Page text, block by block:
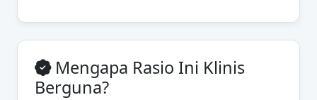
Mengapa Rasio Ini Klinis
Berguna?